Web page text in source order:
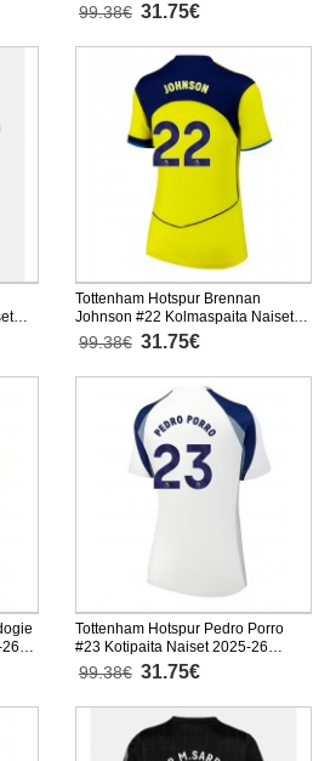
Lyhythihainen
99.38€ 31.75€
Tottenham Hotspur Brennan
Johnson #22 Kolmaspaita Naiset
2025-26 Lyhythihainen
99.38€ 31.75€
Tottenham Hotspur Pedro Porro
#23 Kotipaita Naiset 2025-26
Lyhythihainen
99.38€ 31.75€